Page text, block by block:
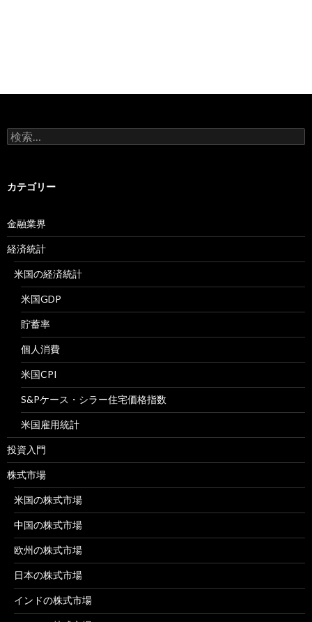
検
索:
カテゴリー
金融業界
経済統計
米国の経済統計
米国GDP
貯蓄率
個人消費
米国CPI
S&Pケース・シラー住宅価格指数
米国雇用統計
投資入門
株式市場
米国の株式市場
中国の株式市場
欧州の株式市場
日本の株式市場
インドの株式市場